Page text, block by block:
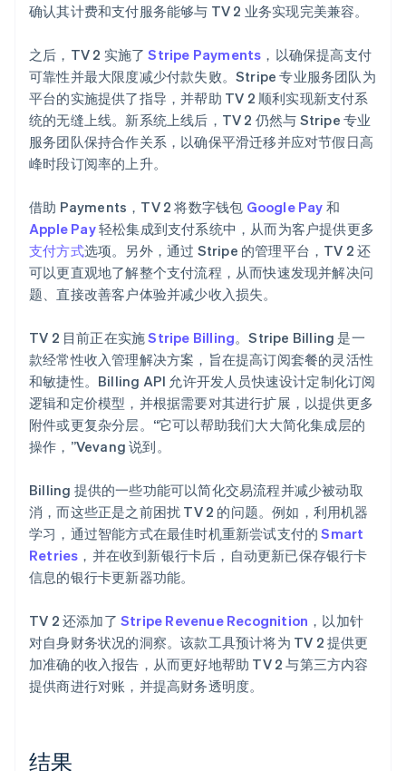
确认其计费和支付服务能够与 TV 2 业务实现完美兼容。
之后，TV 2 实施了Stripe Payments ，以确保提高支付
可靠性并最大限度减少付款失败。Stripe 专业服务团队为
平台的实施提供了指导，并帮助 TV 2 顺利实现新支付系
统的无缝上线。新系统上线后，TV 2 仍然与 Stripe 专业
服务团队保持合作关系，以确保平滑迁移并应对节假日高
峰时段订阅率的上升。
借助 Payments，TV 2 将数字钱包 Google Pay 和
Apple Pay轻松集成到支付系统中，从而为客户提供更多
支付方式选项。另外，通过 Stripe 的管理平台，TV 2 还
可以更直观地了解整个支付流程，从而快速发现并解决问
题、直接改善客户体验并减少收入损失。
TV 2 目前正在实施Stripe Billing。Stripe Billing 是一
款经常性收入管理解决方案，旨在提高订阅套餐的灵活性
和敏捷性。Billing API 允许开发人员快速设计定制化订阅
逻辑和定价模型，并根据需要对其进行扩展，以提供更多
附件或更复杂分层。“它可以帮助我们大大简化集成层的
操作，”Vevang 说到。
Billing 提供的一些功能可以简化交易流程并减少被动取
消，而这些正是之前困扰 TV 2 的问题。例如，利用机器
学习，通过智能方式在最佳时机重新尝试支付的Smart
Retries ，并在收到新银行卡后，自动更新已保存银行卡
信息的银行卡更新器功能。
TV 2 还添加了 Stripe Revenue Recognition ，以加针
对自身财务状况的洞察。该款工具预计将为 TV 2 提供更
加准确的收入报告，从而更好地帮助 TV 2 与第三方内容
提供商进行对账，并提高财务透明度。
结果